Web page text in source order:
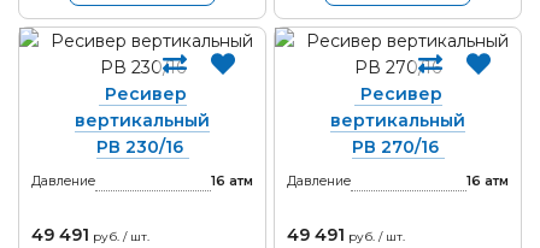
Ресивер
вертикальный
РВ 230/16
Давление 16 атм
49 491 руб. / шт.
Ресивер
вертикальный
РВ 270/16
Давление 16 атм
49 491 руб. / шт.